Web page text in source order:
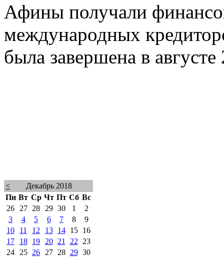
Афины получали
международных
была завершена в августе
<
Декабрь 2018
Пн Вт Ср Чт Пт Сб Вс
26
27 28 29 30 1
2
3
4 5 6 7 8
9
10
11 12 13 14 15
16
17
18 19 20 21 22
23
24
25 26 27 28 29 30